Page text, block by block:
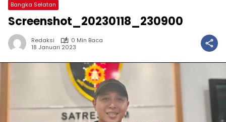
Bangka Selatan
Screenshot_20230118_230900
Redaksi
0 Min Baca
18 Januari 2023